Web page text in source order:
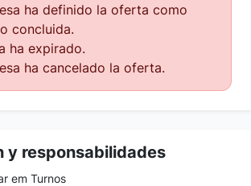
ha definido la oferta como
concluida.
ha expirado.
ha cancelado la oferta.
y responsabilidades
em Turnos